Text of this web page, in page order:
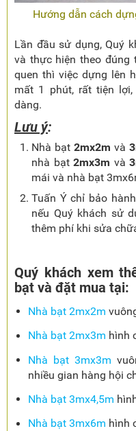
Hướng dẫn cách
Lần đầu sử dụng, Quý
và thực hiện theo đúng
quen thì việc dựng lên
mất 1 phút, rất tiện
dàng.
Lưu ý:
Nhà bạt2mx2m và
nhà bạt 2mx3m và
mái và nhà bạt
Tuấn Ý chỉ bảo
nếu Quý khách sử
thêm phí khi sửa
Quý khách xem
bạt và đặt mua tại:
Nhà bạt 2mx2m
Nhà bạt 2mx3m hình
Nhà bạt 3mx3m
nhiều gian hàng hội
Nhà bạt 3mx4,5m
Nhà bạt 3mx6m hình